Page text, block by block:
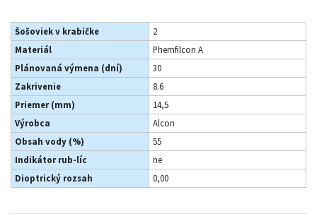
Šošoviek v krabičke
2
Materiál
Phemfilcon A
Plánovaná výmena (dní)
30
Zakrivenie
8.6
Priemer (mm)
14,5
Výrobca
Alcon
Obsah vody (%)
55
Indikátor rub-líc
ne
Dioptrický rozsah
0,00